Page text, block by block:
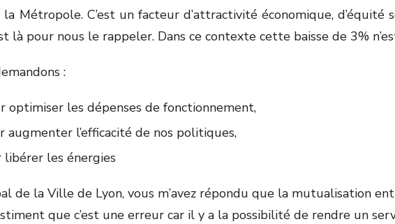
Métropole. C’est un facteur d’attractivité économique,
là pour nous le rappeler. Dans ce contexte cette baisse de 3%
:
les dépenses de fonctionnement,
l’efficacité de nos politiques,
les énergies
de la Ville de Lyon, vous m’avez répondu que la mutualisation
que c’est une erreur car il y a la possibilité de rendre un